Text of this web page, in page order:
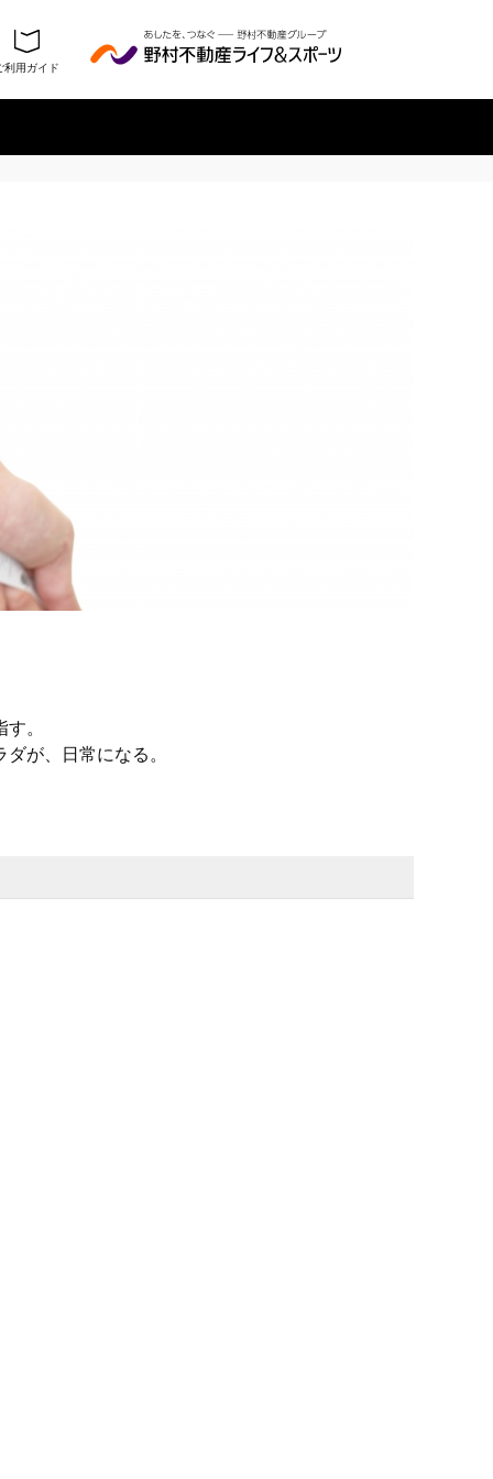
利用ガイド
。
が、 日常になる。